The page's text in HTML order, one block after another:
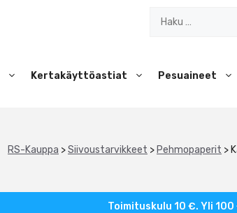
Kertakäyttöastiat Pesuaineet
RS-Kauppa >Siivoustarvikkeet > Pehmopaperit >
Toimituskulu 10 €. Yli